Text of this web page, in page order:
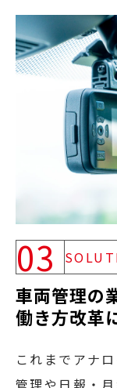
03
車両管理の
働き方改革
これまでアナ
管理や日報・